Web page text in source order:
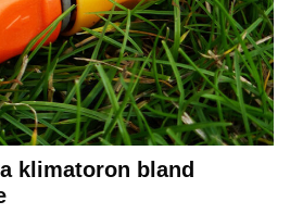
klimatoron bland